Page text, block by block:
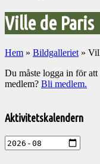
Ville de Paris
Hem » Bildgalleriet »
Du måste logga in för
medlem? Bli medlem.
till
aktiviteter
Aktivitetskalendern